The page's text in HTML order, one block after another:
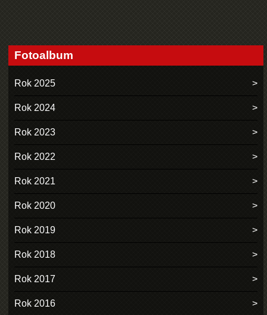
Fotoalbum
Rok 2025
Rok 2024
Rok 2023
Rok 2022
Rok 2021
Rok 2020
Rok 2019
Rok 2018
Rok 2017
Rok 2016